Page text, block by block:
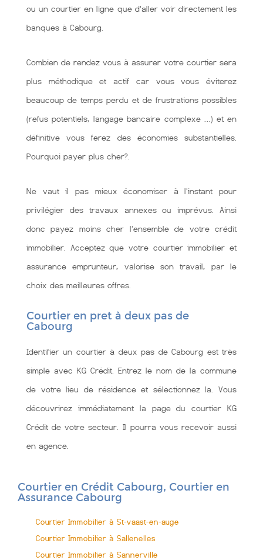
ou un courtier en ligne que d'aller voir directement les
banques à Cabourg.
Combien de rendez vous à assurer votre courtier sera
plus méthodique et actif car vous vous éviterez
beaucoup de temps perdu et de frustrations possibles
(refus potentiels, langage bancaire complexe …) et en
définitive vous ferez des économies substantielles.
Pourquoi payer plus cher?.
Ne vaut il pas mieux économiser à l'instant pour
privilégier des travaux annexes ou imprévus. Ainsi
donc payez moins cher l’ensemble de votre crédit
immobilier. Acceptez que votre courtier immobilier et
assurance emprunteur, valorise son travail, par le
choix des meilleures offres.
Courtier en pret à deux pas de
Cabourg
Identifier un courtier à deux pas de Cabourg est très
simple avec KG Crédit. Entrez le nom de la commune
de votre lieu de résidence et sélectionnez la. Vous
découvrirez immédiatement la page du courtier KG
Crédit de votre secteur. Il pourra vous recevoir aussi
en agence.
Courtier en Crédit Cabourg, Courtier en
Assurance Cabourg
Courtier Immobilier à St-vaast-en-auge
Courtier Immobilier à Sallenelles
Courtier Immobilier à Sannerville